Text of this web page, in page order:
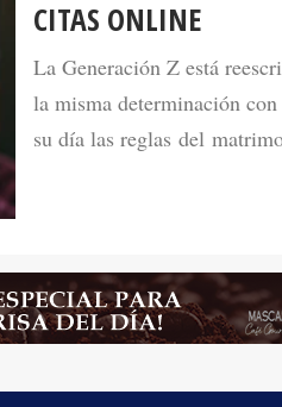
La Generación Z está
la misma determinación con
su día las reglas del